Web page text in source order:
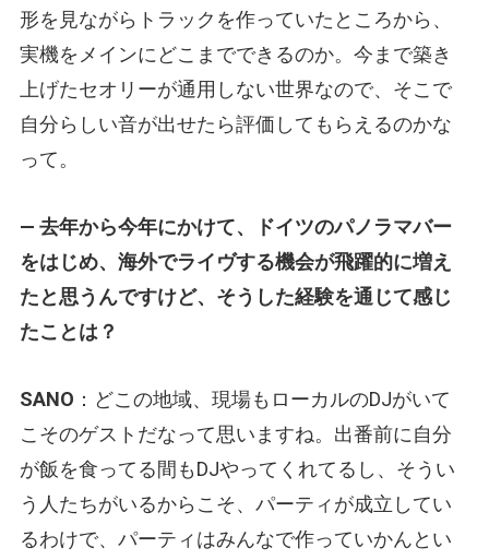
形を見ながらトラックを作っていたところから、
実機をメインにどこまでできるのか。今まで築き
上げたセオリーが通用しない世界なので、そこで
自分らしい音が出せたら評価してもらえるのかな
って。
— 去年から今年にかけて、ドイツのパノラマバー
をはじめ、海外でライヴする機会が飛躍的に増え
たと思うんですけど、そうした経験を通じて感じ
たことは？
SANO ：どこの地域、現場もローカルのDJがいて
こそのゲストだなって思いますね。出番前に自分
が飯を食ってる間もDJやってくれてるし、そうい
う人たちがいるからこそ、パーティが成立してい
るわけで、パーティはみんなで作っていかんとい